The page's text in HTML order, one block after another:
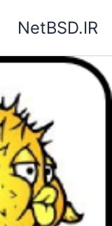
NetBSD.IR